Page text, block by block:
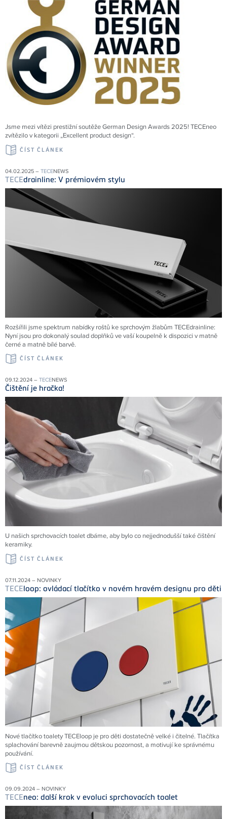
Jsme mezi vítězi prestižní soutěže German Design Awards 2025! TECEneo
zvítězilo v kategorii „Excellent product design“.
ČÍST ČLÁNEK
04.02.2025 – TECENEWS
TECEdrainline: V prémiovém stylu
Rozšířili jsme spektrum nabídky roštů ke sprchovým žlabům TECEdrainline:
Nyní jsou pro dokonalý soulad doplňků ve vaší koupelně k dispozici v matně
černé a matně bílé barvě.
ČÍST ČLÁNEK
09.12.2024 – TECENEWS
Čištění je hračka!
U našich sprchovacích toalet dbáme, aby bylo co nejjednodušší také čištění
keramiky.
ČÍST ČLÁNEK
07.11.2024 – NOVINKY
TECEloop: ovládací tlačítko v novém hravém designu pro děti
Nové tlačítko toalety TECEloop je pro děti dostatečně velké i čitelné. Tlačítka
splachování barevně zaujmou dětskou pozornost, a motivují ke správnému
používání.
ČÍST ČLÁNEK
09.09.2024 – NOVINKY
TECEneo: další krok v evoluci sprchovacích toalet